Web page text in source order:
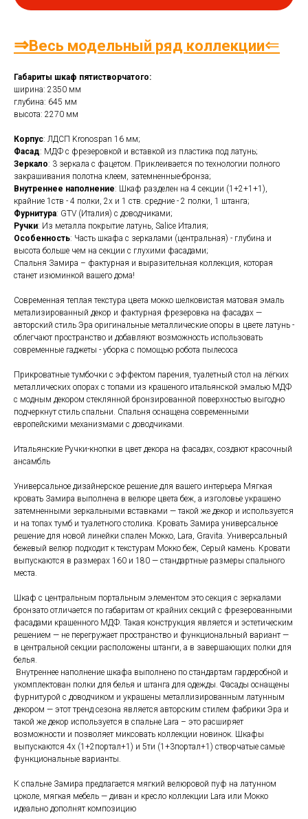
⇒Весь модельный ряд коллекции⇐
Габариты шкаф пятистворчатого:
ширина: 2350 мм
глубина: 645 мм
высота: 2270 мм
Корпус: ЛДСП Kronospan 16 мм;
Фасад: МДФ с фрезеровкой и вставкой из пластика под латунь;
Зеркало: 3 зеркала с фацетом. Приклеивается по технологии полного
закрашивания полотна клеем, затемненные-бронза;
Внутреннее наполнение: Шкаф разделен на 4 секции (1+2+1+1),
крайние 1ств - 4 полки, 2х и 1 ств. средние - 2 полки, 1 штанга;
Фурнитура: GTV (Италия) с доводчиками;
Ручки: Из металла покрытие латунь, Salice Италия;
Особенность: Часть шкафа с зеркалами (центральная) - глубина и
высота больше чем на секции с глухими фасадами;
Спальня Замира – фактурная и выразительная коллекция, которая
станет изюминкой вашего дома!
Современная теплая текстура цвета мокко шелковистая матовая эмаль
метализированный декор и фактурная фрезеровка на фасадах —
авторский стиль Эра оригинальные металлические опоры в цвете латунь -
облегчают пространство и добавляют возможность использовать
современные гаджеты - уборка с помощью робота пылесоса
Прикроватные тумбочки с эффектом парения, туалетный стол на лёгких
металлических опорах с топами из крашеного итальянской эмалью МДФ
с модным декором стеклянной бронзированной поверхностью выгодно
подчеркнут стиль спальни. Спальня оснащена современными
европейскими механизмами с доводчиками.
Итальянские Ручки-кнопки в цвет декора на фасадах, создают красочный
ансамбль
Универсальное дизайнерское решение для вашего интерьера Мягкая
кровать Замира выполнена в велюре цвета беж, а изголовье украшено
затемненными зеркальными вставками — такой же декор и используется
и на топах тумб и туалетного столика. Кровать Замира универсальное
решение для новой линейки спален Мокко, Lara, Gravita. Универсальный
бежевый велюр подходит к текстурам Мокко беж, Серый камень. Кровати
выпускаются в размерах 160 и 180 — стандартные размеры спального
места.
Шкаф с центральным портальным элементом это секция с зеркалами
бронзато отличается по габаритам от крайних секций с фрезерованными
фасадами крашенного МДФ. Такая конструкция является и эстетическим
решением — не перегружает пространство и функциональный вариант —
в центральной секции расположены штанги, а в завершающих полки для
белья.
Внутреннее наполнение шкафа выполнено по стандартам гардеробной и
укомплектован полки для белья и штанга для одежды. Фасады оснащены
фурнитурой с доводчиком и украшены металлизированным латунным
декором — этот тренд сезона является авторским стилем фабрики Эра и
такой же декор используется в спальне Lara – это расширяет
возможности и позволяет миксовать коллекции новинок. Шкафы
выпускаются 4х (1+2портал+1) и 5ти (1+3портал+1) створчатые самые
функциональные варианты.
К спальне Замира предлагается мягкий велюровой пуф на латунном
цоколе, мягкая мебель — диван и кресло коллекции Lara или Мокко
идеально дополнят композицию